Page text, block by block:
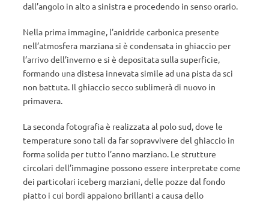
dall’angolo in alto a sinistra e procedendo in senso orario.
Nella prima immagine, l’anidride carbonica presente
nell’atmosfera marziana si è condensata in ghiaccio per
l’arrivo dell’inverno e si è depositata sulla superficie,
formando una distesa innevata simile ad una pista da sci
non battuta. Il ghiaccio secco sublimerà di nuovo in
primavera.
La seconda fotografia è realizzata al polo sud, dove le
temperature sono tali da far sopravvivere del ghiaccio in
forma solida per tutto l’anno marziano. Le strutture
circolari dell’immagine possono essere interpretate come
dei particolari iceberg marziani, delle pozze dal fondo
piatto i cui bordi appaiono brillanti a causa dello